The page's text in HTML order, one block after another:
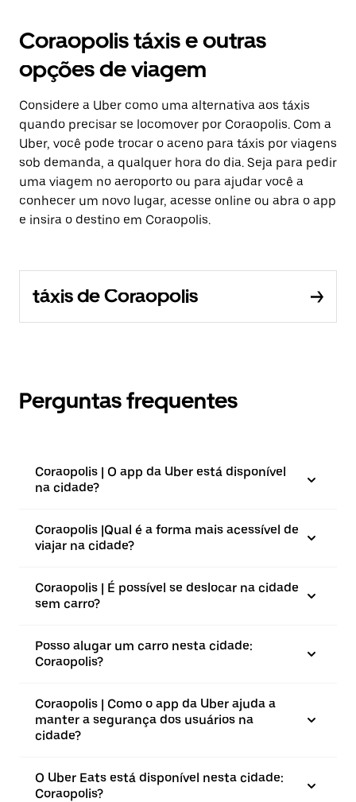
Coraopolis táxis e outras
opções de viagem
Considere a Uber como uma alternativa aos táxis
quando precisar se locomover por Coraopolis. Com a
Uber, você pode trocar o aceno para táxis por viagens
sob demanda, a qualquer hora do dia. Seja para pedir
uma viagem no aeroporto ou para ajudar você a
conhecer um novo lugar, acesse online ou abra o app
e insira o destino em Coraopolis.
táxis de Coraopolis
Perguntas frequentes
Coraopolis | O app da Uber está disponível
na cidade?
Coraopolis |⁠Qual é a forma mais acessível de
viajar na cidade?
Coraopolis | É possível se deslocar na cidade
sem carro?
Posso alugar um carro nesta cidade:
Coraopolis?
Coraopolis | Como o app da Uber ajuda a
manter a segurança dos usuários na
cidade?
O Uber Eats está disponível nesta cidade:
Coraopolis?